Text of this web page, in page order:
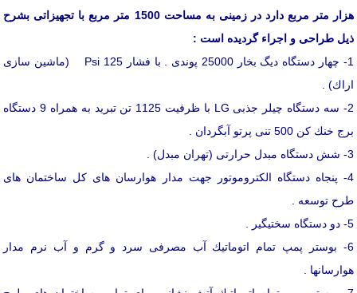
هزار متر مربع دارد در زمینی به مساحت 1500 متر مربع با تجهیزاتی بشرح
ذیل طراحی و اجراء گردیده است :
1- چهار دستگاه دیگ بخار 25000 پوندی . با فشار 125 Psi (ماشین سازی
اراك) .
2- سه دستگاه چیلر جذبی LG با ظرفیت 1125 تن تبرید به همراه 9 دستگاه
برج خنك كن 500 تنی پرتو آبگردان .
3- شش دستگاه مبدل حرارتی (تهران مبدل) .
4- پنجاه دستگاه الكتروموتور جهت مدار هوارسان های كل ساختمان های
طرح توسعه .
5- دو دستگاه سختیگیر .
6- بوستر پمپ تمام اتوماتیك آب مصرفی سرد و گرم و آب نرم مدار
هوارسانها .